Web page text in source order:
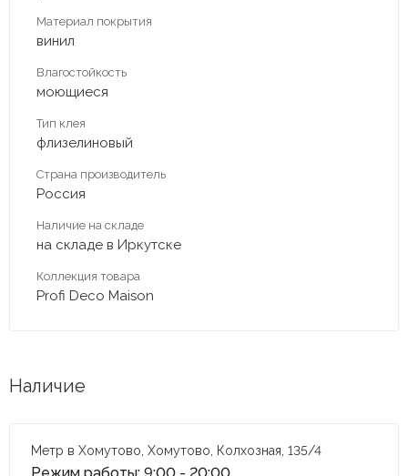
Материал покрытия
винил
Влагостойкость
моющиеся
Тип клея
флизелиновый
Страна производитель
Россия
Наличие на складе
на складе в Иркутске
Коллекция товара
Profi Deco Maison
Наличие
Метр в Хомутово, Хомутово, Колхозная, 135/4
Режим работы: 9:00 - 20:00